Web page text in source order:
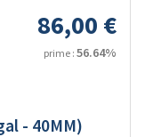
86,00 €
prime : 56.64%
- 40MM)